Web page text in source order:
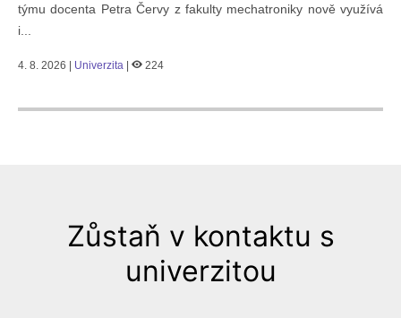
týmu docenta Petra Červy z fakulty mechatroniky nově využívá
i...
4. 8. 2026 | Univerzita 224
Zůstaň v kontaktu s
univerzitou